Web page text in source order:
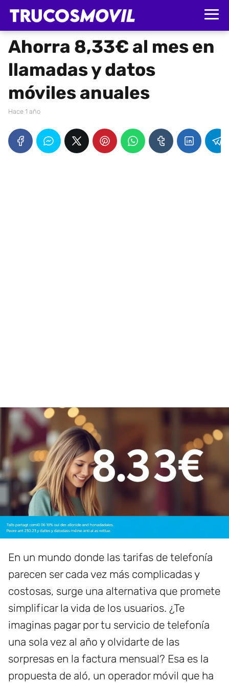
Ahorra 8,33€ al mes en
llamadas y datos
móviles anuales
hace 1 año
En un mundo donde las tarifas de telefonía
parecen ser cada vez más complicadas y
costosas, surge una alternativa que promete
simplificar la vida de los usuarios. ¿Te
imaginas pagar por tu servicio de telefonía
una sola vez al año y olvidarte de las
sorpresas en la factura mensual? Esa es la
propuesta de aló, un operador móvil que ha